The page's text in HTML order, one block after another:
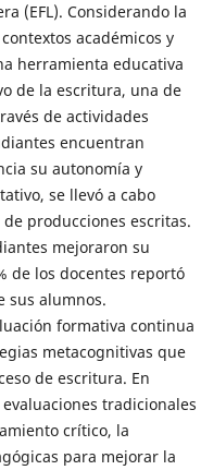
(EFL). Considerando la
académicos y
herramienta educativa
de la escritura, una de
de actividades
encuentran
su autonomía y
se llevó a cabo
producciones escritas.
mejoraron su
de los docentes reportó
sus alumnos.
formativa continua
metacognitivas que
de escritura. En
tradicionales
crítico, la
para mejorar la